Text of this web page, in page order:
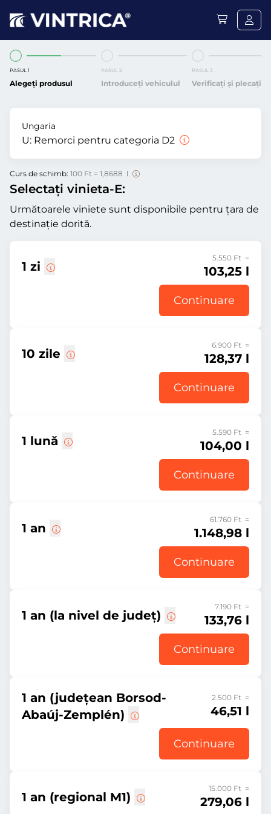
PASUL 1
Alegeți produsul
PASUL 2
Introduceți vehiculul
PASUL 3
Verificați și plecați
Ungaria
U: Remorci pentru categoria D2
Curs de schimb: 100 Ft = 1,8688 l
Selectați vinieta-E:
Următoarele viniete sunt disponibile pentru țara de
destinație dorită.
1 zi
5.550 Ft =
103,25 l
Continuare
10 zile
6.900 Ft =
128,37 l
Continuare
1 lună
5.590 Ft =
104,00 l
Continuare
1 an
61.760 Ft =
1.148,98 l
Continuare
1 an (la nivel de județ)
7.190 Ft =
133,76 l
Continuare
1 an (județean Borsod-
Abaúj-Zemplén)
2.500 Ft =
46,51 l
Continuare
1 an (regional M1)
15.000 Ft =
279,06 l